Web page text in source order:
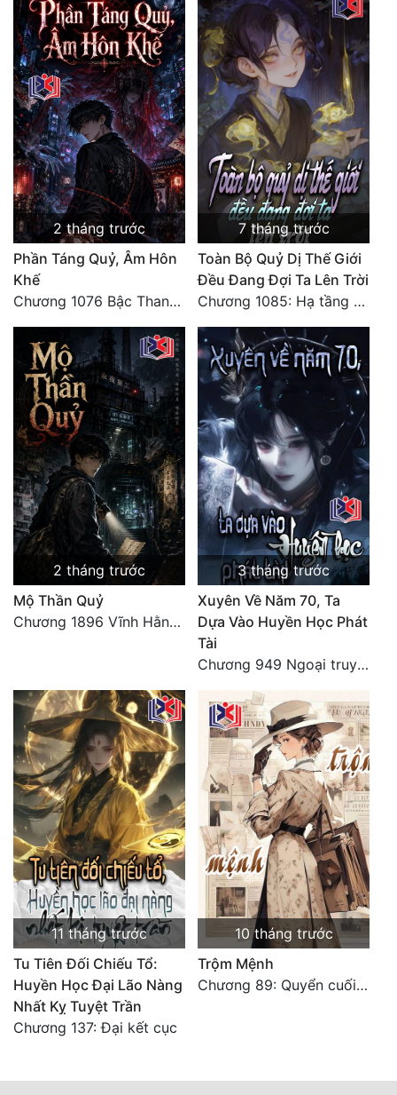
Đông Phương
Đông Phương Huyền Huyễn
Đồng Nhân
Cẩu Đạo Trường Sinh
Ngự Thú
Truyện Nam
Truyện Nữ
Vô Địch Lưu
Xây Dựng Thế Lực
Đam Mỹ
Đẹp
Đẹp Hiệp
Tính Cách Nhân Vật :
Cơ Trí
Sát Phạt Quyết Đoán
Vô Sỉ
Điềm Đạm
2 tháng trước
Phần Táng Quỷ, Âm Hôn
Khế
Chương 1076 Bậc Thang Lên Ngôi Vua (Kết Thúc)
7 tháng trước
Toàn Bộ Quỷ Dị Thế Giới
Đều Đang Đợi Ta Lên Trời
Chương 1085: Hạ tầng phía dưới
2 tháng trước
Mộ Thần Quỷ
Chương 1896 Vĩnh Hằng Khép Lại, Vạn Cổ Trường Ca [+ Hậu ký. HẾT]
3 tháng trước
Xuyên Về Năm 70, Ta
Dựa Vào Huyền Học Phát
Tài
Chương 949 Ngoại truyện hoàn
11 tháng trước
Tu Tiên Đối Chiếu Tổ:
Huyền Học Đại Lão Nàng
Nhất Kỵ Tuyệt Trần
Chương 137: Đại kết cục
10 tháng trước
Trộm Mệnh
Chương 89: Quyển cuối (cuối)